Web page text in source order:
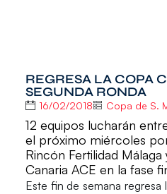
REGRESA LA COPA
SEGUNDA RONDA
16/02/2018 Copa de S.
12 equipos lucharán
el próximo miércoles
Rincón Fertilidad Málaga
Canaria ACE en la fase
Este fin de semana regresa